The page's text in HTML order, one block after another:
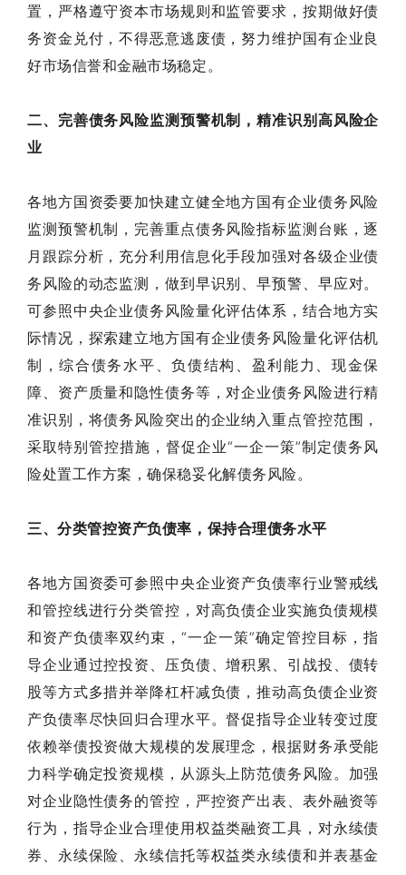
置，严格遵守资本市场规则和监管要求，按期做好债
务资金兑付，不得恶意逃废债，努力维护国有企业良
好市场信誉和金融市场稳定。
二、完善债务风险监测预警机制，精准识别高风险企
业
各地方国资委要加快建立健全地方国有企业债务风险
监测预警机制，完善重点债务风险指标监测台账，逐
月跟踪分析，充分利用信息化手段加强对各级企业债
务风险的动态监测，做到早识别、早预警、早应对。
可参照中央企业债务风险量化评估体系，结合地方实
际情况，探索建立地方国有企业债务风险量化评估机
制，综合债务水平、负债结构、盈利能力、现金保
障、资产质量和隐性债务等，对企业债务风险进行精
准识别，将债务风险突出的企业纳入重点管控范围，
采取特别管控措施，督促企业“一企一策”制定债务风
险处置工作方案，确保稳妥化解债务风险。
三、分类管控资产负债率，保持合理债务水平
各地方国资委可参照中央企业资产负债率行业警戒线
和管控线进行分类管控，对高负债企业实施负债规模
和资产负债率双约束，“一企一策”确定管控目标，指
导企业通过控投资、压负债、增积累、引战投、债转
股等方式多措并举降杠杆减负债，推动高负债企业资
产负债率尽快回归合理水平。督促指导企业转变过度
依赖举债投资做大规模的发展理念，根据财务承受能
力科学确定投资规模，从源头上防范债务风险。加强
对企业隐性债务的管控，严控资产出表、表外融资等
行为，指导企业合理使用权益类融资工具，对永续债
券、永续保险、永续信托等权益类永续债和并表基金